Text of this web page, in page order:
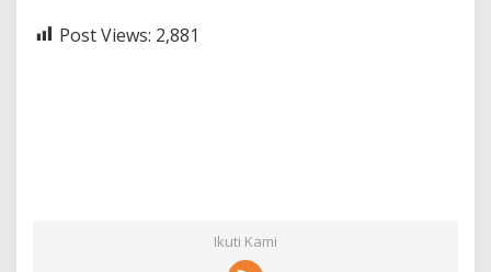
Post Views: 2,881
Ikuti Kami